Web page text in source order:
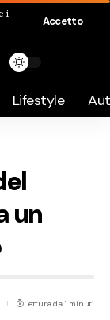
i
Accetto
Lifestyle
un
Lettura da 1 minuti